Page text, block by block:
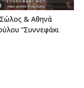
& Αθηνά
“Συννεφάκι